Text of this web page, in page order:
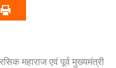
महाराज एवं पूर्व मुख्यमंत्री